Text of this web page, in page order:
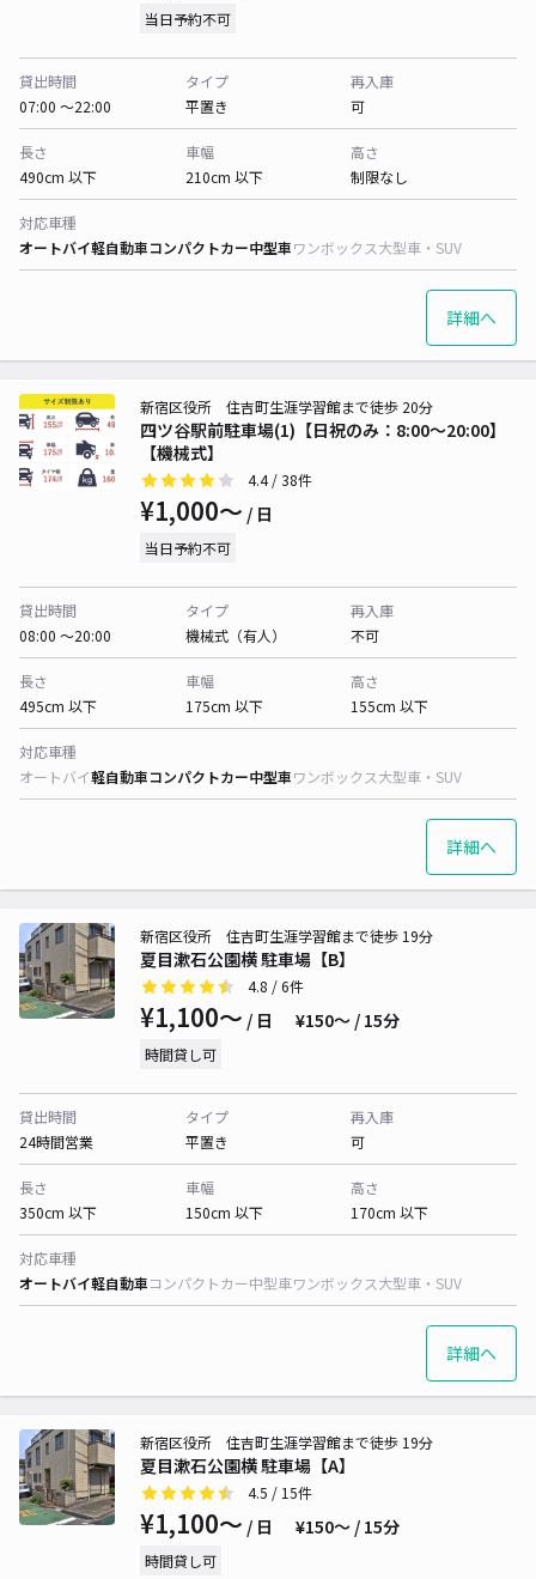
当日予約不可
貸出時間
07:00 〜22:00
タイプ
平置き
再入庫
可
長さ
490cm 以下
車幅
210cm 以下
高さ
制限なし
対応車種
オートバイ軽自動車コンパクトカー中型車ワンボックス大型車・SUV
詳細へ
四ツ谷駅前駐車場(1)【日祝のみ：8:00～20:00】
【機械式】
新宿区役所 住吉町生涯学習館まで徒歩 20分
4.4/ 38件
¥1,000〜 / 日
当日予約不可
貸出時間
08:00 〜20:00
タイプ
機械式（有人）
再入庫
不可
長さ
495cm 以下
車幅
175cm 以下
高さ
155cm 以下
対応車種
オートバイ軽自動車コンパクトカー中型車ワンボックス大型車・SUV
詳細へ
夏目漱石公園横 駐車場【B】
新宿区役所 住吉町生涯学習館まで徒歩 19分
4.8 / 6件
¥1,100〜 / 日 ¥150〜 / 15分
時間貸し可
貸出時間
24時間営業
タイプ
平置き
再入庫
可
長さ
350cm 以下
車幅
150cm 以下
高さ
170cm 以下
対応車種
オートバイ軽自動車コンパクトカー中型車ワンボックス大型車・SUV
詳細へ
夏目漱石公園横 駐車場【A】
新宿区役所 住吉町生涯学習館まで徒歩 19分
4.5 / 15件
¥1,100〜 / 日 ¥150〜 / 15分
時間貸し可